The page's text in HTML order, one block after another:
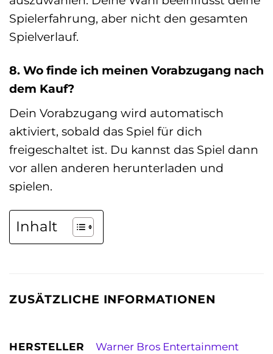
Spielerfahrung, aber nicht den gesamten
Spielverlauf.
8. Wo finde ich meinen Vorabzugang nach
dem Kauf?
Dein Vorabzugang wird automatisch
aktiviert, sobald das Spiel für dich
freigeschaltet ist. Du kannst das Spiel dann
vor allen anderen herunterladen und
spielen.
Inhalt
ZUSÄTZLICHE INFORMATIONEN
HERSTELLER Warner Bros Entertainment